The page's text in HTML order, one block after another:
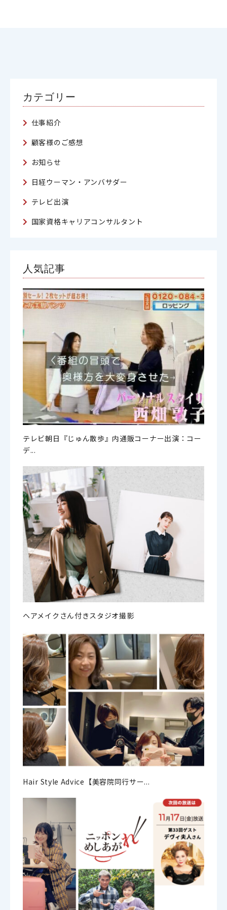
カテゴリー
仕事紹介
顧客様のご感想
お知らせ
日経ウーマン・アンバサダー
テレビ出演
国家資格キャリアコンサルタント
人気記事
テレビ朝日『じゅん散歩』内通販コーナー出演：コー
デ...
ヘアメイクさん付きスタジオ撮影
Hair Style Advice【美容院同行サー...